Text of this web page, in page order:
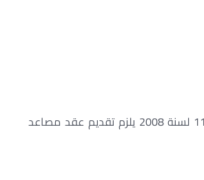
• فى حالة المبانى التى تستوجب تركيب عدد من المصاعد بالمبنى طبقاً للقانون 119 لسنة 2008 يلزم تقديم عقد مصاعد